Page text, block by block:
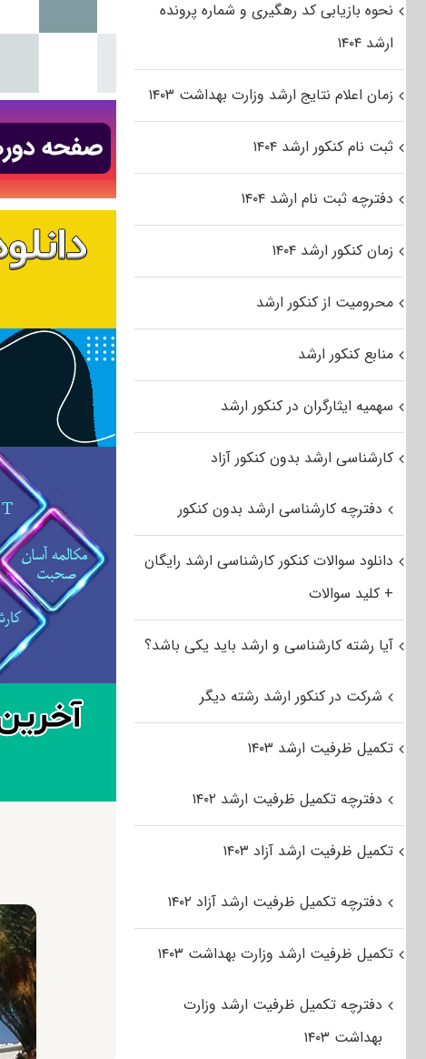
نحوه بازیابی کد رهگیری و شماره پرونده
ارشد ۱۴۰۴
زمان اعلام نتایج ارشد وزارت بهداشت ۱۴۰۳
ثبت نام کنکور ارشد ۱۴۰۴
دفترچه ثبت نام ارشد ۱۴۰۴
زمان کنکور ارشد ۱۴۰۴
محرومیت از کنکور ارشد
منابع کنکور ارشد
سهمیه ایثارگران در کنکور ارشد
کارشناسی ارشد بدون کنکور آزاد
دفترچه کارشناسی ارشد بدون کنکور
دانلود سوالات کنکور کارشناسی ارشد رایگان
+ کلید سوالات
آیا رشته کارشناسی و ارشد باید یکی باشد؟
شرکت در کنکور ارشد رشته دیگر
تکمیل ظرفیت ارشد ۱۴۰۳
دفترچه تکمیل ظرفیت ارشد ۱۴۰۲
تکمیل ظرفیت ارشد آزاد ۱۴۰۳
دفترچه تکمیل ظرفیت ارشد آزاد ۱۴۰۲
تکمیل ظرفیت ارشد وزارت بهداشت ۱۴۰۳
دفترچه تکمیل ظرفیت ارشد وزارت
بهداشت ۱۴۰۳